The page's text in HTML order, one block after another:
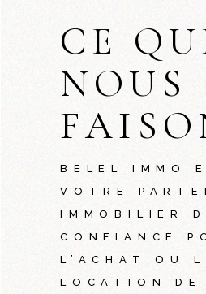
CE
NOUS
BELEL IMMO
VOTRE
IMMOBILIER
CONFIANCE
L’ACHAT OU
LOCATION DE